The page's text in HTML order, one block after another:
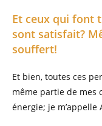
Et ceux qui font
sont satisfait?
souffert!
Et bien, toutes ces
même partie de mes
énergie; je m’appelle